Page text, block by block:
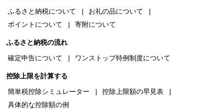
ふるさと納税について
お礼の品について
ポイントについて
寄附について
ふるさと納税の流れ
確定申告について
ワンストップ特例制度について
控除上限を計算する
簡単税控除シミュレーター
控除上限額の早見表
具体的な控除額の例